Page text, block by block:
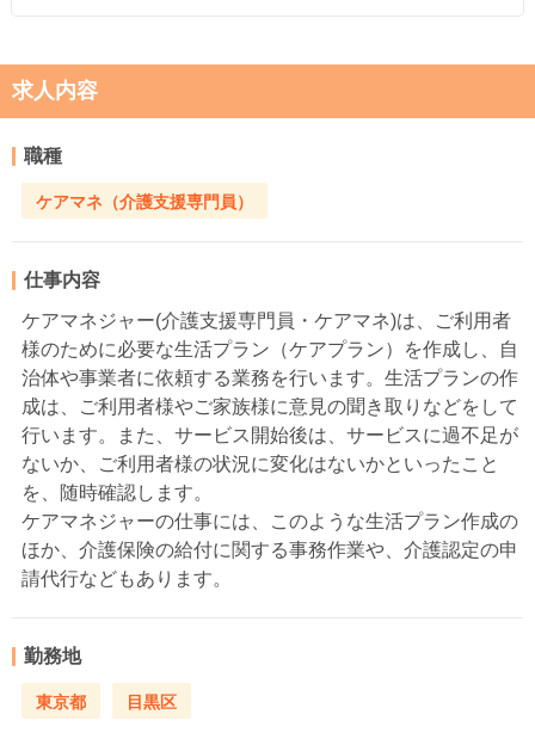
求人内容
職種
ケアマネ（介護支援専門員）
仕事内容
ケアマネジャー(介護支援専門員・ケアマネ)は、ご利用者
様のために必要な生活プラン（ケアプラン）を作成し、自
治体や事業者に依頼する業務を行います。生活プランの作
成は、ご利用者様やご家族様に意見の聞き取りなどをして
行います。また、サービス開始後は、サービスに過不足が
ないか、ご利用者様の状況に変化はないかといったこと
を、随時確認します。
ケアマネジャーの仕事には、このような生活プラン作成の
ほか、介護保険の給付に関する事務作業や、介護認定の申
請代行などもあります。
勤務地
東京都 目黒区